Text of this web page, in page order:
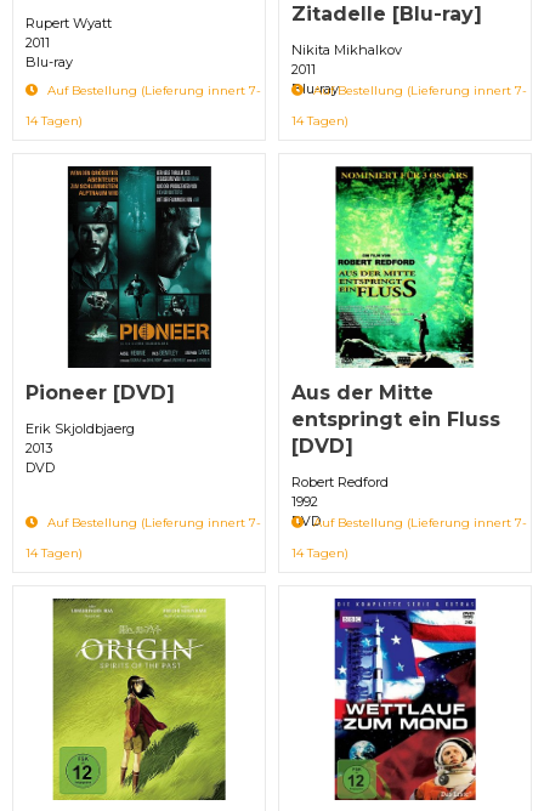
Rupert Wyatt
2011
Blu-ray
Auf Bestellung (Lieferung innert 7-
14 Tagen)
Zitadelle [Blu-ray]
Nikita Mikhalkov
2011
Blu-ray
Auf Bestellung (Lieferung innert 7-
14 Tagen)
Pioneer [DVD]
Erik Skjoldbjaerg
2013
DVD
Auf Bestellung (Lieferung innert 7-
14 Tagen)
Aus der Mitte
entspringt ein Fluss
[DVD]
Robert Redford
1992
DVDAuf Bestellung (Lieferung innert 7-
14 Tagen)